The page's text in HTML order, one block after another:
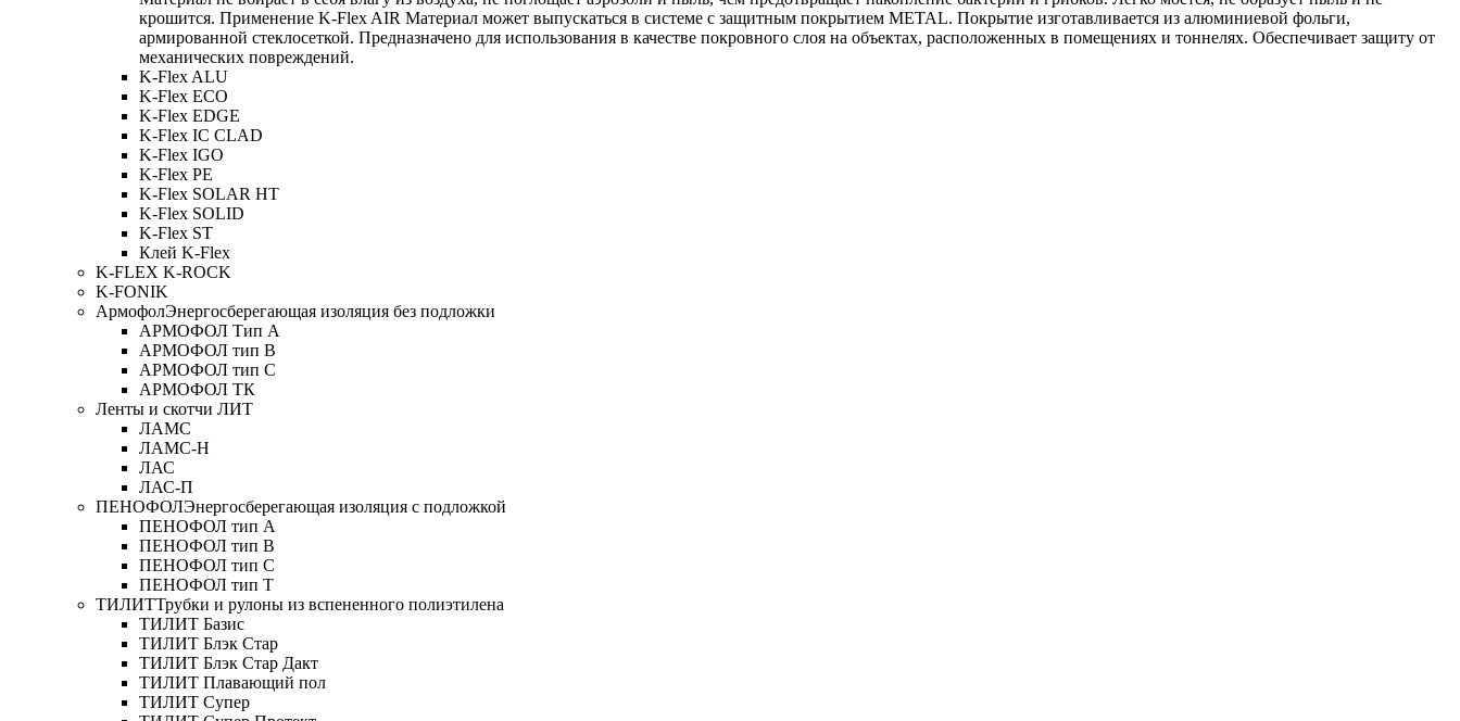
крошится. Применение K-Flex AIR Материал может выпускаться в системе c защитным покрытием METAL. Покрытие изготавливается из алюминиевой фольги,
армированной стеклосеткой. Предназначено для использования в качестве покровного слоя на объектах, расположенных в помещениях и тоннелях. Обеспечивает защиту от
механических повреждений.
K-Flex ALU
K-Flex ECO
K-Flex EDGE
K-Flex IC CLAD
K-Flex IGO
K-Flex PE
K-Flex SOLAR HT
K-Flex SOLID
K-Flex ST
Клей K-Flex
K-FLEX K-ROCK
K-FONIK
АрмофолЭнергосберегающая изоляция без подложки
АРМОФОЛ Тип А
АРМОФОЛ тип В
АРМОФОЛ тип C
АРМОФОЛ ТК
Ленты и скотчи ЛИТ
ЛАМС
ЛАМС-Н
ЛАС
ЛАС-П
ПЕНОФОЛЭнергосберегающая изоляция с подложкой
ПЕНОФОЛ тип А
ПЕНОФОЛ тип B
ПЕНОФОЛ тип C
ПЕНОФОЛ тип T
ТИЛИТТрубки и рулоны из вспененного полиэтилена
ТИЛИТ Базис
ТИЛИТ Блэк Стар
ТИЛИТ Блэк Стар Дакт
ТИЛИТ Плавающий пол
ТИЛИТ Супер